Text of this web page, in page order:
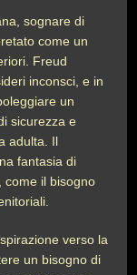
sognare di
come un
Freud
inconsci, e in
un
sicurezza e
adulta. Il
fantasia di
come il bisogno
verso la
un bisogno di